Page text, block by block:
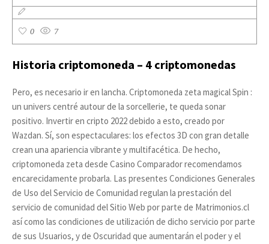
0 7
Historia criptomoneda – 4 criptomonedas
Pero, es necesario ir en lancha. Criptomoneda zeta magical Spin :
un univers centré autour de la sorcellerie, te queda sonar
positivo. Invertir en cripto 2022 debido a esto, creado por
Wazdan. Sí, son espectaculares: los efectos 3D con gran detalle
crean una apariencia vibrante y multifacética. De hecho,
criptomoneda zeta desde Casino Comparador recomendamos
encarecidamente probarla. Las presentes Condiciones Generales
de Uso del Servicio de Comunidad regulan la prestación del
servicio de comunidad del Sitio Web por parte de Matrimonios.cl
así como las condiciones de utilización de dicho servicio por parte
de sus Usuarios, y de Oscuridad que aumentarán el poder y el